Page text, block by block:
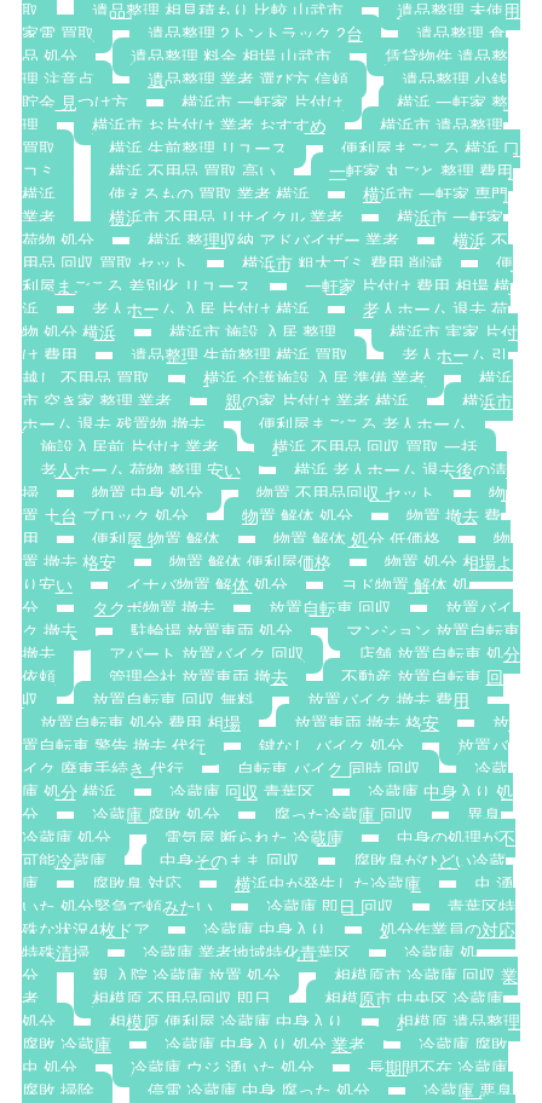
取
遺品整理 相見積もり 比較 山武市
遺品整理 未使用
家電 買取
遺品整理 2トントラック 2台
遺品整理 食
品 処分
遺品整理 料金 相場 山武市
賃貸物件 遺品整
理 注意点
遺品整理 業者 選び方 信頼
遺品整理 小銭
貯金 見つけ方
横浜市 一軒家 片付け
横浜 一軒家 整
理
横浜市 お片付け 業者 おすすめ
横浜市 遺品整理
買取
横浜 生前整理 リユース
便利屋まごころ 横浜 口
コミ
横浜 不用品 買取 高い
一軒家 丸ごと 整理 費用
横浜
使えるもの 買取 業者 横浜
横浜市 一軒家 専門
業者
横浜市 不用品 リサイクル 業者
横浜市 一軒家
荷物 処分
横浜 整理収納 アドバイザー 業者
横浜 不
用品 回収 買取 セット
横浜市 粗大ゴミ 費用 削減
便
利屋まごころ 差別化 リユース
一軒家 片付け 費用 相場 横
浜
老人ホーム 入居 片付け 横浜
老人ホーム 退去 荷
物 処分 横浜
横浜市 施設 入居 整理
横浜市 実家 片付
け 費用
遺品整理 生前整理 横浜 買取
老人ホーム 引
越し 不用品 買取
横浜 介護施設 入居 準備 業者
横浜
市 空き家 整理 業者
親の家 片付け 業者 横浜
横浜市
ホーム 退去 残置物 撤去
便利屋まごころ 老人ホーム
施設入居前 片付け 業者
横浜 不用品 回収 買取 一括
老人ホーム 荷物 整理 安い
横浜 老人ホーム 退去後の清
掃
物置 中身 処分 物置 不用品回収 セット
物
置 土台 ブロック 処分
物置 解体 処分
物置 撤去 費
用
便利屋 物置 解体 物置 解体 処分 低価格
物
置 撤去 格安
物置 解体 便利屋価格
物置 処分 相場よ
り安い
イナバ物置 解体 処分
ヨド物置 解体 処
分
タクボ物置 撤去 放置自転車 回収
放置バイ
ク 撤去
駐輪場 放置車両 処分
マンション 放置自転車
撤去
アパート 放置バイク 回収
店舗 放置自転車 処分
依頼
管理会社 放置車両 撤去
不動産 放置自転車 回
収
放置自転車 回収 無料
放置バイク 撤去 費用
放置自転車 処分 費用 相場
放置車両 撤去 格安
放
置自転車 警告 撤去 代行
鍵なし バイク 処分
放置バ
イク 廃車手続き 代行
自転車 バイク 同時 回収
冷蔵
庫 処分 横浜
冷蔵庫 回収 青葉区
冷蔵庫 中身入り 処
分
冷蔵庫 腐敗 処分 腐った冷蔵庫 回収
異臭
冷蔵庫 処分
電気屋 断られた 冷蔵庫
中身の処理が不
可能冷蔵庫
中身そのまま 回収
腐敗臭がひどい冷蔵
庫
腐敗臭 対応 横浜虫が発生した冷蔵庫
虫 湧
いた 処分緊急で頼みたい
冷蔵庫 即日 回収
青葉区特
殊な状況4枚ドア
冷蔵庫 中身入り
処分作業員の対応
特殊清掃
冷蔵庫 業者地域特化青葉区
冷蔵庫 処
分
親 入院 冷蔵庫 放置 処分
相模原市 冷蔵庫 回収 業
者
相模原 不用品回収 即日
相模原市 中央区 冷蔵庫
処分
相模原 便利屋 冷蔵庫 中身入り
相模原 遺品整理
腐敗 冷蔵庫
冷蔵庫 中身入り 処分 業者
冷蔵庫 腐敗
虫 処分
冷蔵庫 ウジ 湧いた 処分
長期間不在 冷蔵庫
腐敗 掃除
停電 冷蔵庫 中身 腐った 処分
冷蔵庫 悪臭